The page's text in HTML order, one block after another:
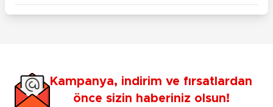
Kampanya, indirim ve fırsatlardan
önce sizin haberiniz olsun!